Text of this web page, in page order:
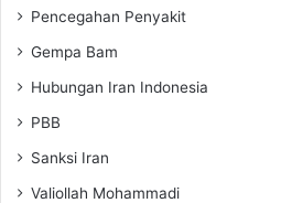
Pencegahan Penyakit
Gempa Bam
Hubungan Iran Indonesia
PBB
Sanksi Iran
Valiollah Mohammadi